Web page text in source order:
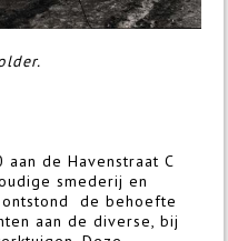
de Havenstraat C
smederij en
de behoefte
aan de diverse, bij